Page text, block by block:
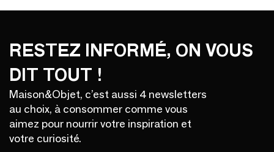
› Retour au menu
› Retour haut de page
RESTEZ INFORMÉ, ON VOUS
DIT TOUT !
Maison&Objet, c’est aussi 4 newsletters
au choix, à consommer comme vous
aimez pour nourrir votre inspiration et
votre curiosité.